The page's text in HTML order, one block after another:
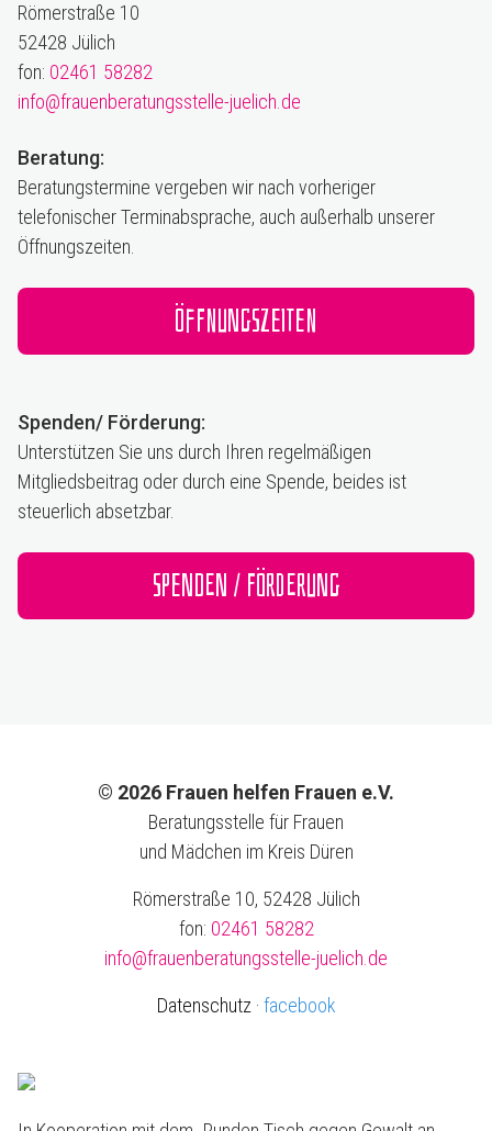
Römerstraße 10
52428 Jülich
fon: 02461 58282
info@frauenberatungsstelle-juelich.de
Beratung:
Beratungstermine vergeben wir nach vorheriger
telefonischer Terminabsprache, auch außerhalb unserer
Öffnungszeiten.
Öffnungszeiten
Spenden/ Förderung:
Unterstützen Sie uns durch Ihren regelmäßigen
Mitgliedsbeitrag oder durch eine Spende, beides ist
steuerlich absetzbar.
Spenden / Förderung
© 2026 Frauen helfen Frauen e.V.
Beratungsstelle für Frauen
und Mädchen im Kreis Düren
Römerstraße 10, 52428 Jülich
fon: 02461 58282
info@frauenberatungsstelle-juelich.de
Datenschutz · facebook